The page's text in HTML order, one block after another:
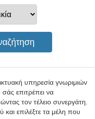
υπηρεσία γνωριμιών
επιτρέπει να
τον τέλειο συνεργάτη.
επιλέξτε τα μέλη που